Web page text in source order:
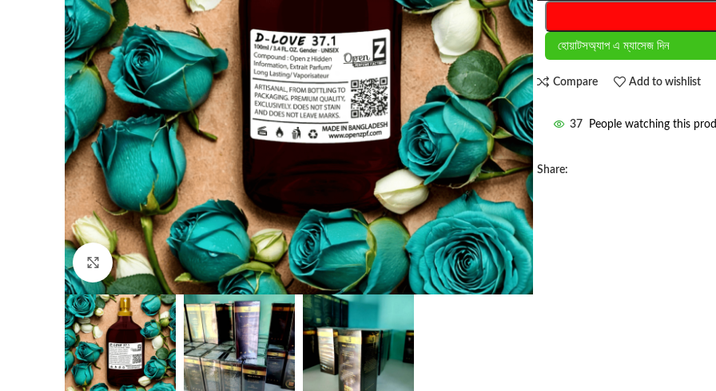
Click to enlarge
হোয়াটসঅ্যাপ এ ম্যাসেজ দিন
Compare Add to wishlist
37 People watching this
Share: